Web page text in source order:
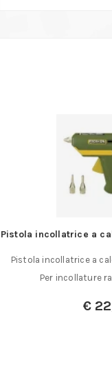
Pistola incollatrice a
Pistola incollatrice a
Per incollature
€